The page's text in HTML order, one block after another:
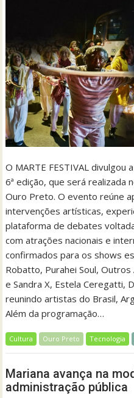
O MARTE FESTIVAL
6ª edição, que será realizada
Ouro Preto. O evento reúne
intervenções artísticas,
plataforma de debates
com atrações nacionais e
confirmados para os shows
Robatto, Purahei Soul, Outros
e Sandra X, Estela Ceregatti,
reunindo artistas do Brasil,
Além da programação…
Cultura Ouro Preto Tecnologia
Mariana avança na
administração pública